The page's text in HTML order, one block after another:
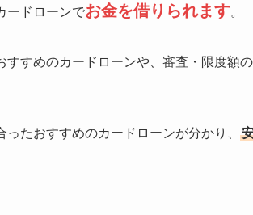
ードローンでお金を借りられます。
すめのカードローンや、審査・限度額
たおすすめのカードローンが分かり、